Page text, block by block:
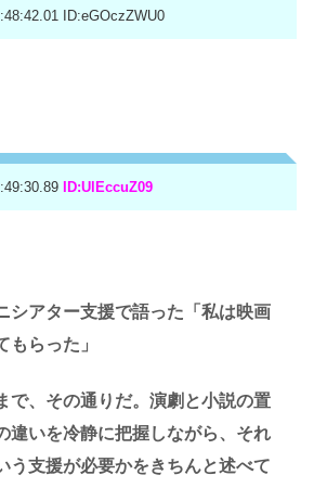
ID:eGOczZWU0
ID:UlEccuZ09
シアター支援で語った「私は映画
もらった」
、その通りだ。演劇と小説の置
違いを冷静に把握しながら、それ
う支援が必要かをきちんと述べて